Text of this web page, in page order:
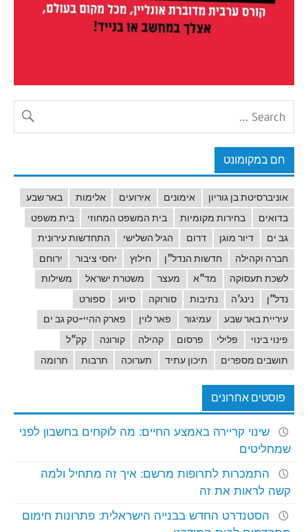
חם במקומונט
אוניברסיטת בן גוריון אימונים אירועים אלימות
באר שבע
בדואים
בחירות מקומיות בית המשפט המחוזי
בית משפט
גב ים
דיור מוגן דרום הגיל השלישי
התחדשות עירונית
חברה וקהילה
חדשות הנדל"ן חילוץ יחסי ציבור
ירוחם
לשכת תעסוקה
מד"א מעצר משטרת ישראל
משילות
נדל"ן
נינג'ה נתיבות סורוקה סיוע
ספורט
עיריית באר שבע
עמיגור פאר לוין
פארק ההיי-טק גב ים
פינוי בינוי
פלילי פרסום קהילה קורונה
קק"ל
תושבים מספרים
תיכון עתיד תערוכה תרבות תרומה
פוסטים אחרונים
שינוי קריירה באמצע החיים: מה לוקחים בחשבון לפני
שמחליטים
התמכרות לתרופות מרשם: איך זה מתחיל ולמה
קשה לראות את זה
הסטנדרט החדש בבנייה הישראלית: פתרונות חימום